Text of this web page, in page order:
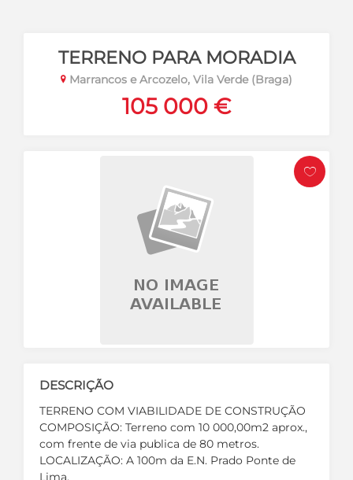
TERRENO PARA MORADIA
Marrancos e Arcozelo, Vila Verde (Braga)
105 000 €
DESCRIÇÃO
TERRENO COM VIABILIDADE DE CONSTRUÇÃO
COMPOSIÇÃO: Terreno com 10 000,00m2 aprox.,
com frente de via publica de 80 metros.
LOCALIZAÇÃO: A 100m da E.N. Prado Ponte de
Lima.